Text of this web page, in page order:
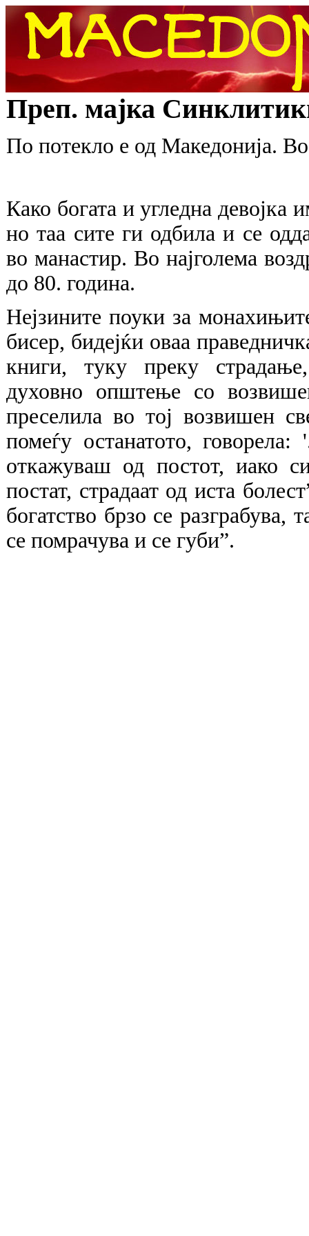
Преп. мајка
По потекло е од Македонија.
Како богата и угледна девојка
но таа сите ги одбила и се
во манастир. Во најголема
до 80. година.
Нејзините поуки за
бисер, бидејќи оваа
книги, туку преку
духовно општење со
преселила во тој возвишен
помеѓу останатото,
откажуваш од постот, иако
постат, страдаат од иста
богатство брзо се разграбува,
се помрачува и се губи”.